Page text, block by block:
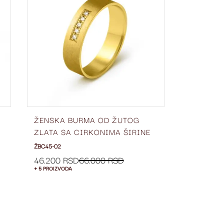
ŽENSKA BURMA OD ŽUTOG
ZLATA SA CIRKONIMA ŠIRINE
5 MM ŽBC45-02
ŽBC45-02
46.200 RSD66.000 RSD
+ 5 PROIZVODA